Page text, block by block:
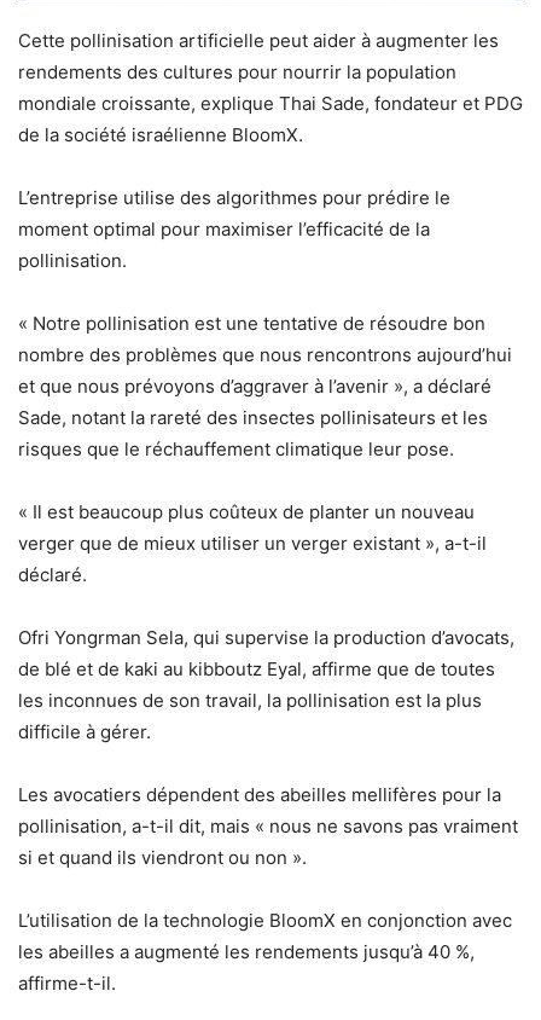
Cette pollinisation artificielle peut aider à augmenter les
rendements des cultures pour nourrir la population
mondiale croissante, explique Thai Sade, fondateur et PDG
de la société israélienne BloomX.
L’entreprise utilise des algorithmes pour prédire le
moment optimal pour maximiser l’efficacité de la
pollinisation.
« Notre pollinisation est une tentative de résoudre bon
nombre des problèmes que nous rencontrons aujourd’hui
et que nous prévoyons d’aggraver à l’avenir », a déclaré
Sade, notant la rareté des insectes pollinisateurs et les
risques que le réchauffement climatique leur pose.
« Il est beaucoup plus coûteux de planter un nouveau
verger que de mieux utiliser un verger existant », a-t-il
déclaré.
Ofri Yongrman Sela, qui supervise la production d’avocats,
de blé et de kaki au kibboutz Eyal, affirme que de toutes
les inconnues de son travail, la pollinisation est la plus
difficile à gérer.
Les avocatiers dépendent des abeilles mellifères pour la
pollinisation, a-t-il dit, mais « nous ne savons pas vraiment
si et quand ils viendront ou non ».
L’utilisation de la technologie BloomX en conjonction avec
les abeilles a augmenté les rendements jusqu’à 40 %,
affirme-t-il.